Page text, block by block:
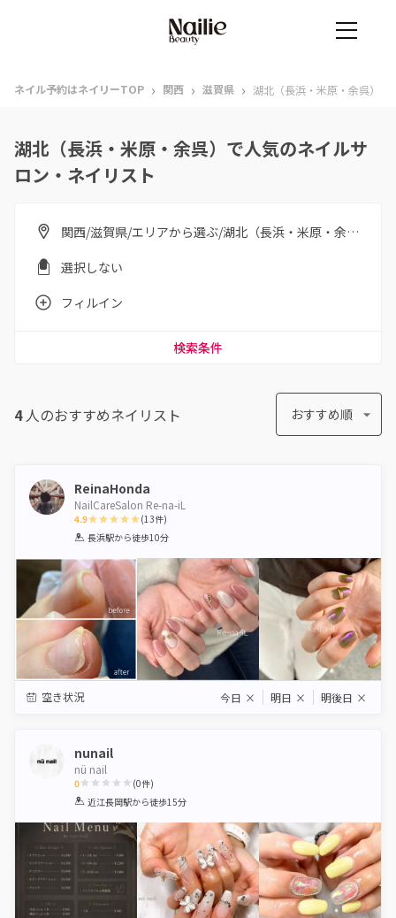
ネイル予約はネイリーTOP › 関西 › 滋賀県 › 湖北（長浜・米原・余呉）
湖北（長浜・米原・余呉）で人気のネイルサ
ロン・ネイリスト
関西/滋賀県/エリアから選ぶ/湖北（長浜・米原・余呉）
選択しない
フィルイン
検索条件
4人のおすすめネイリスト おすすめ順
ReinaHonda
NailCareSalon Re-na-iL
4.9
1 2 3 4 5
(13件)
長浜駅から徒歩10分
空き状況 今日 × 明日 × 明後日 ×
nunail
nü nail
0
1 2 3 4 5
(0件)
近江長岡駅から徒歩15分